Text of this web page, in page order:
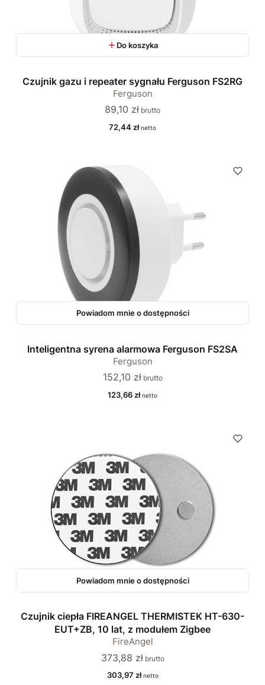
Do koszyka
Czujnik gazu i repeater sygnału Ferguson FS2RG
Ferguson
Cena
89,10 zł
Cena
72,44 zł
Powiadom mnie o dostępności
Inteligentna syrena alarmowa Ferguson FS2SA
Ferguson
Cena
152,10 zł
Cena
123,66 zł
Powiadom mnie o dostępności
Czujnik ciepła FIREANGEL THERMISTEK HT-630-
EUT+ZB, 10 lat, z modułem Zigbee
FireAngel
Cena
373,88 zł
Cena
303,97 zł